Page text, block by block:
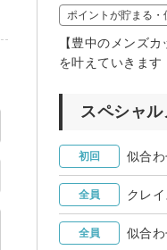
ポイントが貯まる・
【豊中のメンズ
を叶えていきま
スペシャ
初回 似合
全員 クレ
全員 似合